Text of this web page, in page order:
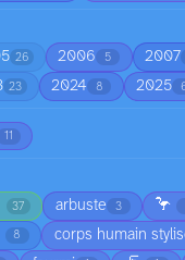
26 2006 5 2007
23 2024 8 2025
11
37 arbuste 3 🦩
8 corps humain